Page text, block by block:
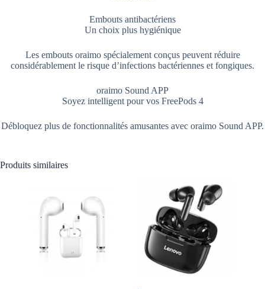
Embouts antibactériens
Un choix plus hygiénique
Les embouts oraimo spécialement conçus peuvent réduire
considérablement le risque d’infections bactériennes et fongiques.
oraimo Sound APP
Soyez intelligent pour vos FreePods 4
Débloquez plus de fonctionnalités amusantes avec oraimo Sound APP.
Produits similaires